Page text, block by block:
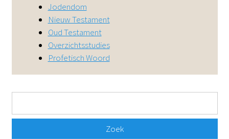
Jodendom
Nieuw Testament
Oud Testament
Overzichtsstudies
Profetisch Woord
Zoek